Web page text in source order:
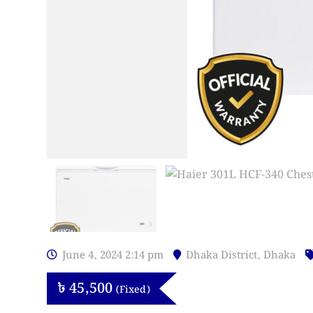
June 4, 2024 2:14 pm Dhaka District, Dhaka
৳45,500 (Fixed)